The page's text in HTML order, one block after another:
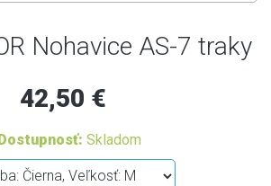
Nohavice AS-7 traky
42,50 €
Skladom